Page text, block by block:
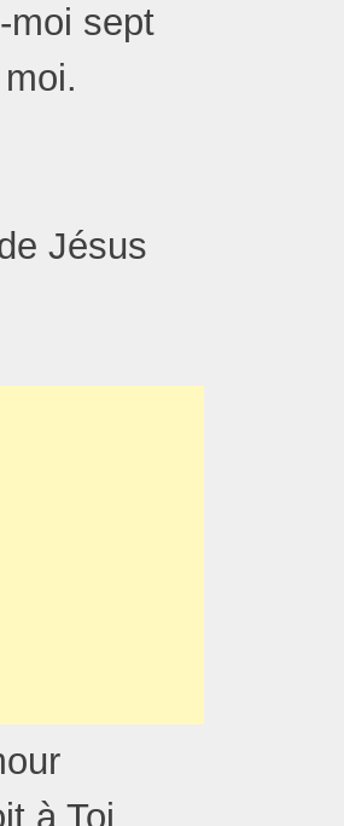
moi sept
Jésus
à Toi